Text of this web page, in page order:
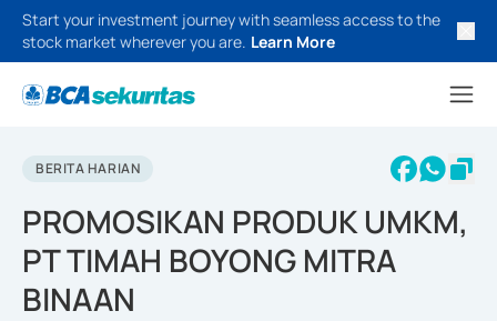
Start your investment journey with seamless access to the
stock market wherever you are. Learn More
BERITA HARIAN
PROMOSIKAN PRODUK UMKM,
PT TIMAH BOYONG MITRA
BINAAN